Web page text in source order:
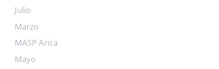
Julio
Marzo
MASP Arica
Mayo